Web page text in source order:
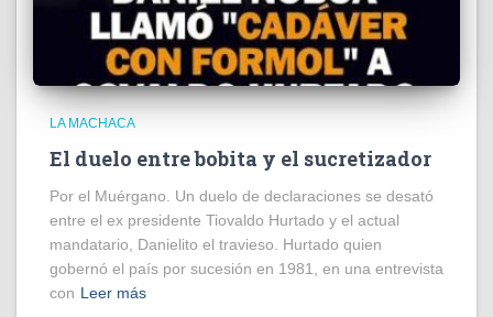
LA MACHACA
El duelo entre bobita y el sucretizador
Por el Muérgano. Un duelo de declaraciones se desató
entre el ex presidente Tiovaldo Hurtado y el actual
mandatario, Danielito el travieso. Hurtado quien
gobernó el país por sucesión en 1981, en una entrevista
con Leer más